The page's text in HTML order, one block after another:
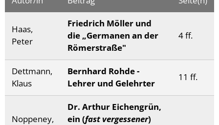
Haas,
Peter
Friedrich Möller und
die „Germanen an der
Römerstraße"
4 ff.
Dettmann,
Klaus
Bernhard Rohde -
Lehrer und Gelehrter
11 ff.
Noppeney,
Dr. Arthur Eichengrün,
ein (fast vergessener)